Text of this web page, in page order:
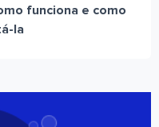
funciona e como
la